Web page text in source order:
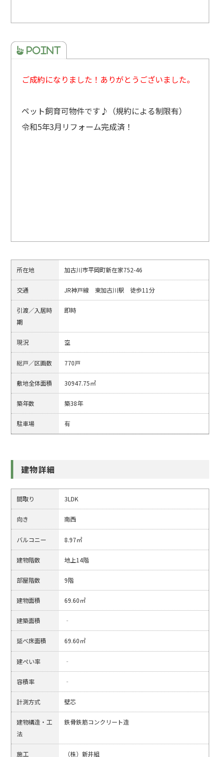
ご成約になりました！ありがとうございました。
ペット飼育可物件です♪（規約による制限有）
令和5年3月リフォーム完成済！
所在地 加古川市平岡町新在家752-46
交通 JR神戸線 東加古川駅 徒歩11分
引渡／入居時
期
即時
現況 空
総戸／区画数 770戸
敷地全体面積 30947.75㎡
築年数 築38年
駐車場 有
建物詳細
間取り 3LDK
向き 南西
バルコニー 8.97㎡
建物階数 地上14階
部屋階数 9階
建物面積 69.60㎡
建築面積 ‐
延べ床面積 69.60㎡
建ぺい率 ‐
容積率 ‐
計測方式 壁芯
建物構造・工
法
鉄骨鉄筋コンクリート造
施工 （株）新井組